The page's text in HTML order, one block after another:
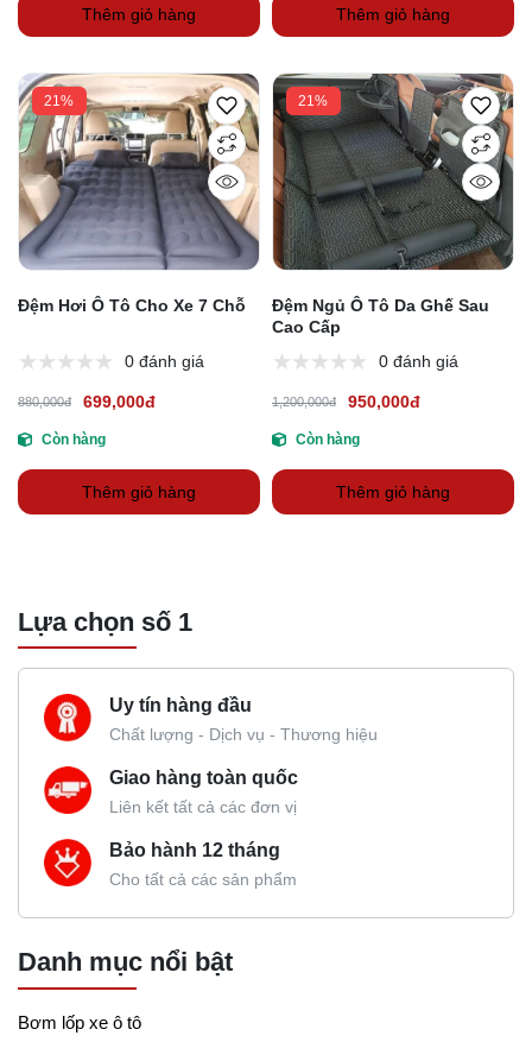
Thêm giỏ hàng Thêm giỏ hàng
21%
Đệm Hơi Ô Tô Cho Xe 7 Chỗ
0 đánh giá
880,000đ 699,000đ
Còn hàng
Thêm giỏ hàng
21%
Đệm Ngủ Ô Tô Da Ghế Sau
Cao Cấp
0 đánh giá
1,200,000đ 950,000đ
Còn hàng
Thêm giỏ hàng
Lựa chọn số 1
Uy tín hàng đầu
Chất lượng - Dịch vụ - Thương hiệu
Giao hàng toàn quốc
Liên kết tất cả các đơn vị
Bảo hành 12 tháng
Cho tất cả các sản phẩm
Danh mục nổi bật
Bơm lốp xe ô tô